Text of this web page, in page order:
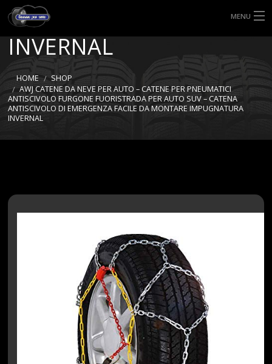
MENU
HOME
TIPI DI GOMME
MISURE GOMME
IMPUGNATURA
INVERNAL
HOME
SHOP
AWJ CATENE DA NEVE PER AUTO – CATENE PER PNEUMATICI
ANTISCIVOLO FURGONE FUORISTRADA PER AUTO SUV – CATENA
ANTISCIVOLO DI EMERGENZA FACILE DA MONTARE IMPUGNATURA
INVERNAL